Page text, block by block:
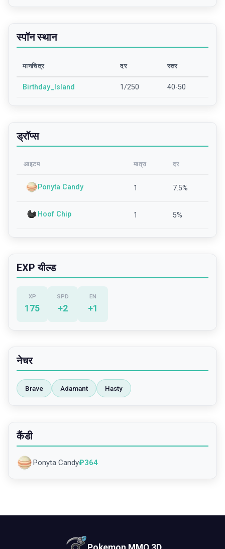
स्पॉन स्थान
मानचित्र दर स्तर
Birthday_Island 1/250 40-50
ड्रॉप्स
आइटम मात्रा दर
Ponyta Candy 1 7.5%
Hoof Chip 1 5%
EXP यील्ड
XP
175
SPD
+2
EN
+1
नेचर
Brave Adamant Hasty
कैंडी
Ponyta Candy₽364